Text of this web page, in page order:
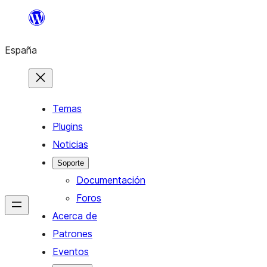
Saltar
contenido
España
Temas
Plugins
Noticias
Soporte
Documentación
Foros
Acerca de
Patrones
Eventos